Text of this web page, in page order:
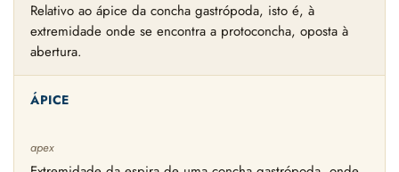
Relativo ao ápice da concha gastrópoda, isto é, à
extremidade onde se encontra a protoconcha, oposta à
abertura.
ÁPICE
apex